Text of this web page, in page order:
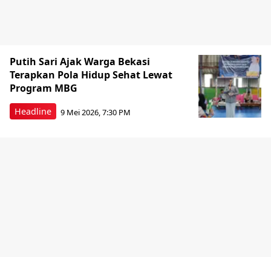
Headline
Putih Sari Ajak Warga Bekasi
Terapkan Pola Hidup Sehat Lewat
Program MBG
9 Mei 2026, 7:30 PM